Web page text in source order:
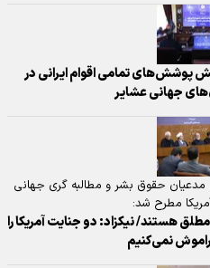
پوشش‌های تمامی اقوام ایرانی در
جهانی عشایر
حقوق بشر و مطالبه گری جهانی
مطرح شد:
هستند/ نیکزاد: دو جنایت آمریکا را
نمی‌کنیم